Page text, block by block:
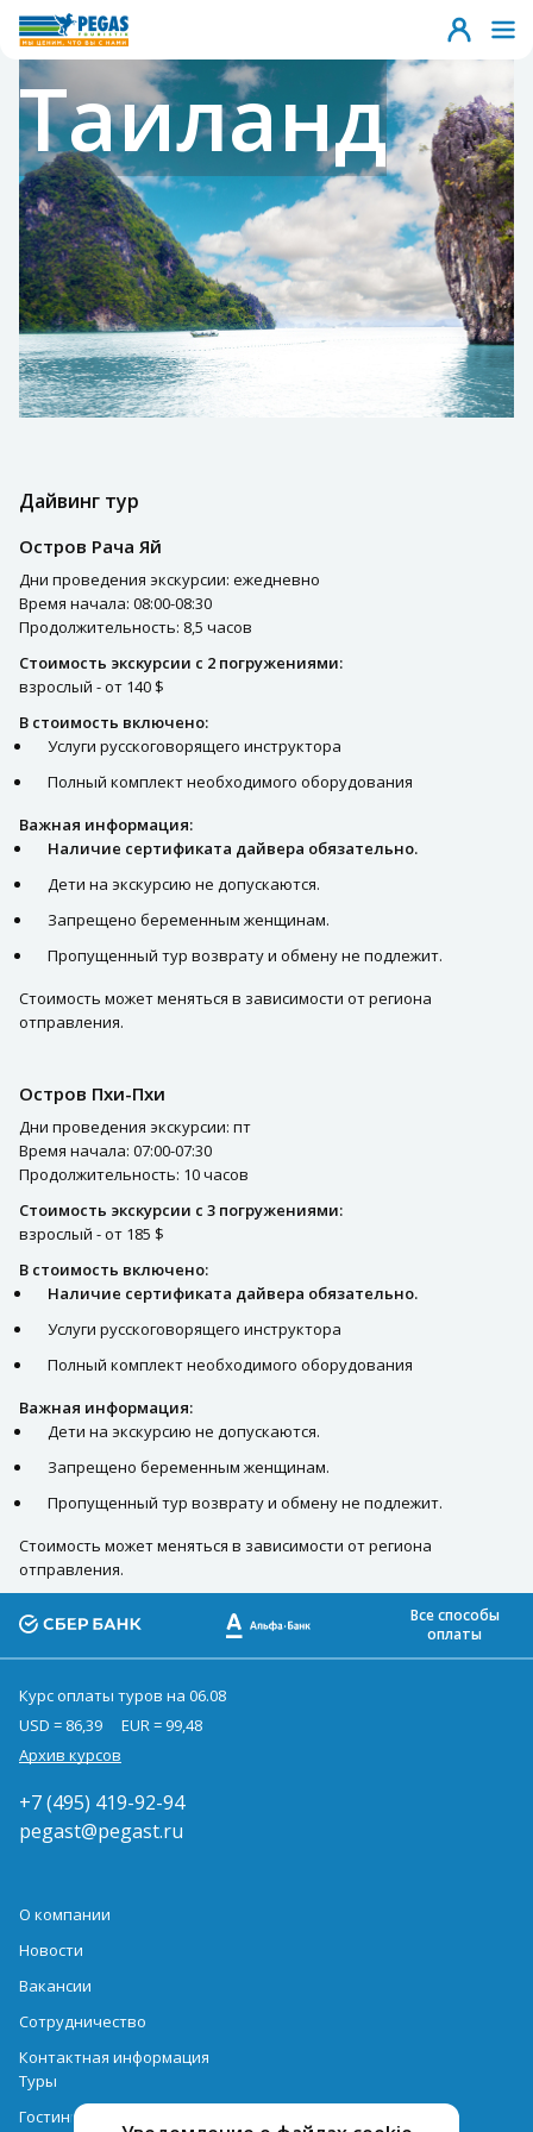
Таиланд
Дайвинг тур
Остров Рача Яй
Дни проведения экскурсии: ежедневно
Время начала: 08:00-08:30
Продолжительность: 8,5 часов
Стоимость экскурсии с 2 погружениями:
взрослый - от 140 $
В стоимость включено:
Услуги русскоговорящего инструктора
Полный комплект необходимого оборудования
Важная информация:
Наличие сертификата дайвера обязательно.
Дети на экскурсию не допускаются.
Запрещено беременным женщинам.
Пропущенный тур возврату и обмену не подлежит.
Стоимость может меняться в зависимости от региона
отправления.
Остров Пхи-Пхи
Дни проведения экскурсии: пт
Время начала: 07:00-07:30
Продолжительность: 10 часов
Стоимость экскурсии с 3 погружениями:
взрослый - от 185 $
В стоимость включено:
Наличие сертификата дайвера обязательно.
Услуги русскоговорящего инструктора
Полный комплект необходимого оборудования
Важная информация:
Дети на экскурсию не допускаются.
Запрещено беременным женщинам.
Пропущенный тур возврату и обмену не подлежит.
Стоимость может меняться в зависимости от региона
отправления.
Все способы
оплаты
Курс оплаты туров на 06.08
USD = 86,39
EUR = 99,48
Архив курсов
+7 (495) 419-92-94
pegast@pegast.ru
О компании
Новости
Вакансии
Сотрудничество
Контактная информация
Туры
Гостиницы